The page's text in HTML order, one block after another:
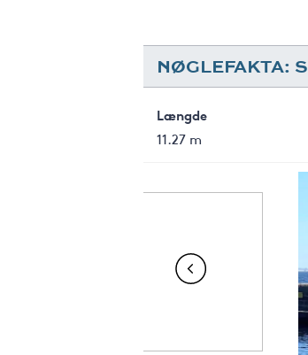
NØGLEFAKTA:
Længde
11.27 m